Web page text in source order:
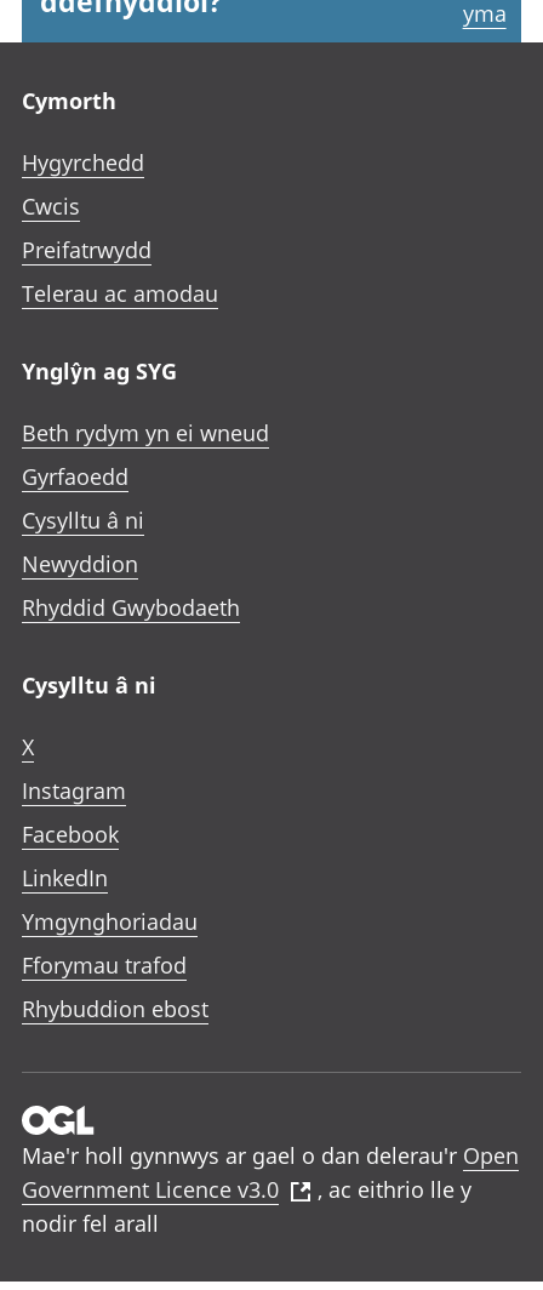
yma
Cymorth
Hygyrchedd
Cwcis
Preifatrwydd
Telerau ac amodau
Ynglŷn ag SYG
Beth rydym yn ei wneud
Gyrfaoedd
Cysylltu â ni
Newyddion
Rhyddid Gwybodaeth
Cysylltu â ni
X
Instagram
Facebook
LinkedIn
Ymgynghoriadau
Fforymau trafod
Rhybuddion ebost
Mae'r holl gynnwys ar gael o dan delerau'r Open
Government Licence v3.0
, ac eithrio lle y
nodir fel arall